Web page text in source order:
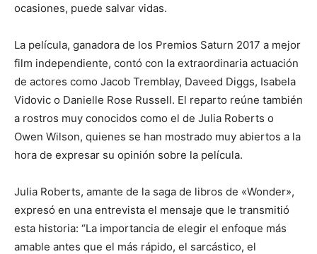
ocasiones, puede salvar vidas.
La película, ganadora de los Premios Saturn 2017 a mejor
film independiente, contó con la extraordinaria actuación
de actores como Jacob Tremblay, Daveed Diggs, Isabela
Vidovic o Danielle Rose Russell. El reparto reúne también
a rostros muy conocidos como el de Julia Roberts o
Owen Wilson, quienes se han mostrado muy abiertos a la
hora de expresar su opinión sobre la película.
Julia Roberts, amante de la saga de libros de «Wonder»,
expresó en una entrevista el mensaje que le transmitió
esta historia: “La importancia de elegir el enfoque más
amable antes que el más rápido, el sarcástico, el